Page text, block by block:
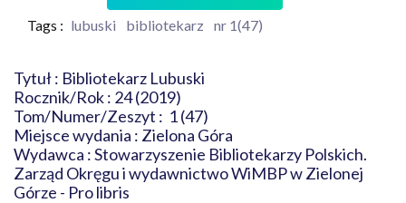
Tags : lubuski bibliotekarz nr 1(47)
Tytuł : Bibliotekarz Lubuski
Rocznik/Rok : 24 (2019)
Tom/Numer/Zeszyt : 1 (47)
Miejsce wydania : Zielona Góra
Wydawca : Stowarzyszenie Bibliotekarzy Polskich.
Zarząd Okręgu i wydawnictwo WiMBP w Zielonej
Górze - Pro libris